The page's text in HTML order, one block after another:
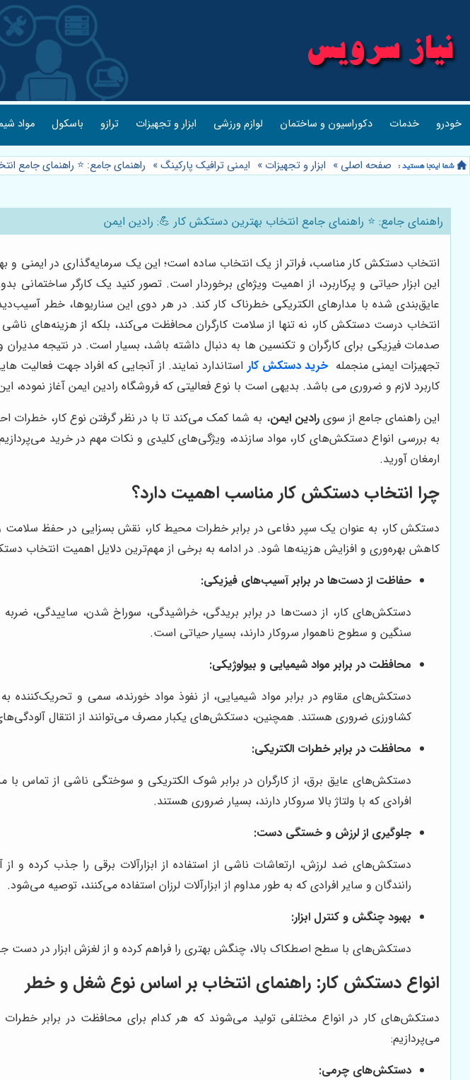
خودرو خدمات دکوراسیون و ساختمان لوازم ورزشی ابزار و تجهیزات ترازو باسکول مواد
صفحه اصلی » ابزار و تجهیزات » ایمنی ترافیک پارکینگ» راهنمای جامع: ⭐️ راهنمای جامع
راهنمای جامع: ⭐️ راهنمای جامع انتخاب بهترین دستکش کار 💪: رادین ایمن
انتخاب دستکش کار مناسب، فراتر از یک انتخاب ساده است؛ این یک سرمایه‌گذاری در
این ابزار حیاتی و پرکاربرد، از اهمیت ویژه‌ای برخوردار است. تصور کنید یک کارگر
عایق‌بندی شده با مدارهای الکتریکی خطرناک کار کند. در هر دوی این سناریوها، خطر
انتخاب درست دستکش کار، نه تنها از سلامت کارگران محافظت می‌کند، بلکه از هزینه‌های
صدمات فیزیکی برای کارگران و تکنسین ها به دنبال داشته باشد، بسیار است. در نتیجه
تجهیزات ایمنی منجمله خریددستکش کار استاندارد نمایند. از آنجایی که افراد جهت
کاربرد لازم و ضروری می باشد. بدیهی است با نوع فعالیتی که فروشگاه رادین ایمن آغاز
این راهنمای جامع از سویرادین ایمن، به شما کمک می‌کند تا با در نظر گرفتن نوع کار، خطرات
به بررسی انواع دستکش‌های کار، مواد سازنده، ویژگی‌های کلیدی و نکات مهم در خرید
ارمغان آورید.
چرا انتخاب دستکش کار مناسب اهمیت دارد؟
دستکش کار، به عنوان یک سپر دفاعی در برابر خطرات محیط کار، نقش بسزایی در حفظ
کاهش بهره‌وری و افزایش هزینه‌ها شود. در ادامه به برخی از مهم‌ترین دلایل اهمیت انتخاب
حفاظت از دست‌ها در برابر آسیب‌های فیزیکی:
دستکش‌های کار، از دست‌ها در برابر بریدگی، خراشیدگی، سوراخ شدن، ساییدگی، ضربه
سنگین و سطوح ناهموار سروکار دارند، بسیار حیاتی است.
محافظت در برابر مواد شیمیایی و بیولوژیکی:
دستکش‌های مقاوم در برابر مواد شیمیایی، از نفوذ مواد خورنده، سمی و
کشاورزی ضروری هستند. همچنین، دستکش‌های یکبار مصرف می‌توانند از انتقال
محافظت در برابر خطرات الکتریکی:
دستکش‌های عایق برق، از کارگران در برابر شوک الکتریکی و سوختگی ناشی از تماس
افرادی که با ولتاژ بالا سروکار دارند، بسیار ضروری هستند.
جلوگیری از لرزش و خستگی دست:
دستکش‌های ضد لرزش، ارتعاشات ناشی از استفاده از ابزارآلات برقی را جذب کرده
رانندگان و سایر افرادی که به طور مداوم از ابزارآلات لرزان استفاده می‌کنند، توصیه می‌شود.
بهبود چنگش و کنترل ابزار:
دستکش‌های با سطح اصطکاک بالا، چنگش بهتری را فراهم کرده و از لغزش ابزار در دست
انواع دستکش کار: راهنمای انتخاب بر اساس نوع شغل و خطر
دستکش‌های کار در انواع مختلفی تولید می‌شوند که هر کدام برای محافظت در برابر
می‌پردازیم:
دستکش‌های چرمی: